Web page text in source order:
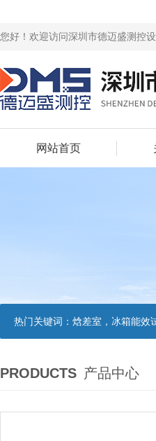
您好！欢迎访问深圳市德迈盛测控
网站首页
热门关键词： 焓差室，冰箱能效试验室，电风扇风量实
PRODUCTS 产品中心